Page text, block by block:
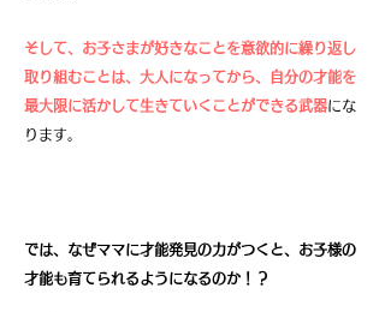
そして、お子さまが好きなことを意欲的に繰り返し
取り組むことは、大人になってから、自分の才能を
最大限に活かして生きていくことができる武器にな
ります。
では、なぜママに才能発見の力がつくと、 お子様の
才能も育てられるようになるのか！？